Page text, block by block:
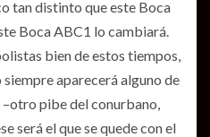
tan distinto que este Boca
Boca ABC1 lo cambiará.
bien de estos tiempos,
aparecerá alguno de
–otro pibe del conurbano,
será el que se quede con el